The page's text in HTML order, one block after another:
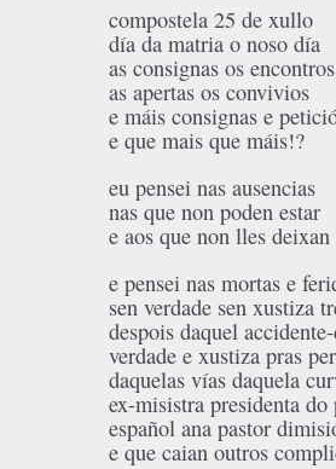
compostela 25 de xullo
día da matria o noso día
as consignas os encontros
as apertas os convivios
e máis consignas e
e que mais que máis!?
eu pensei nas ausencias
nas que non poden estar
e aos que non lles
e pensei nas mortas e
sen verdade sen xustiza
despois daquel
verdade e xustiza pras
daquelas vías daquela
ex-misistra presidenta do
español ana pastor
e que caian outros